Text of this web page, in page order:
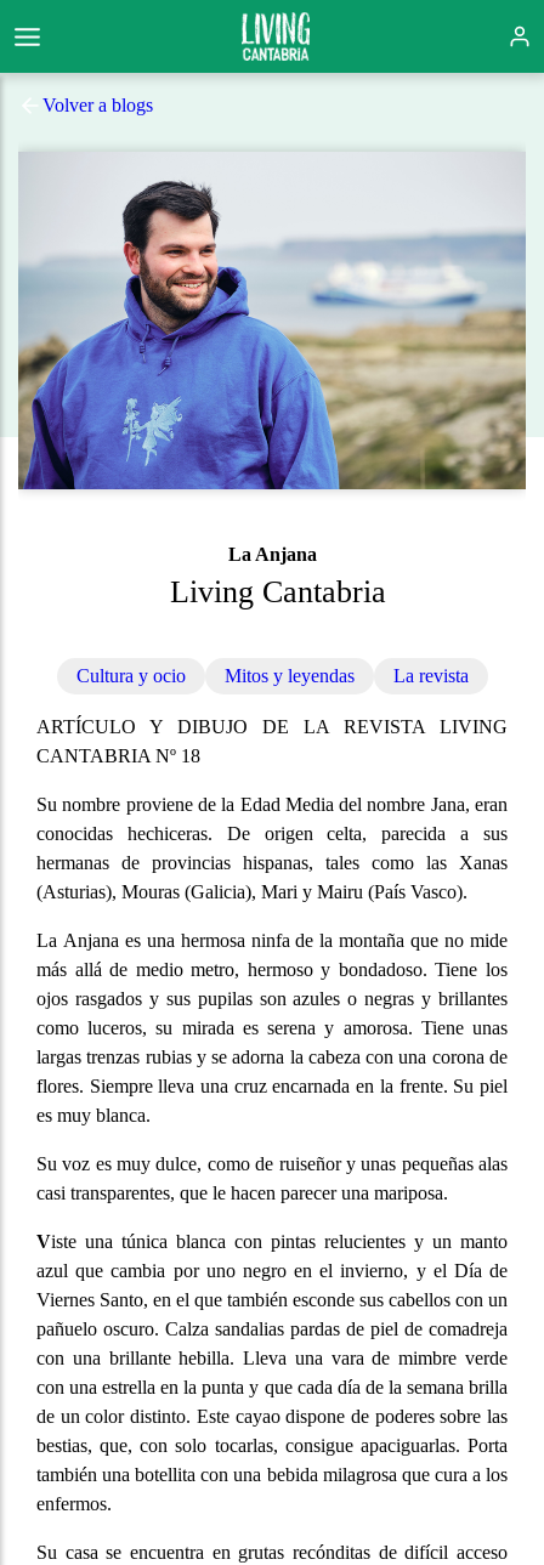
Volver a blogs
La Anjana
Living Cantabria
Cultura y ocio Mitos y leyendas La revista
ARTÍCULO Y DIBUJO DE LA REVISTA LIVING
CANTABRIA Nº 18
Su nombre proviene de la Edad Media del nombre Jana, eran
conocidas hechiceras. De origen celta, parecida a sus
hermanas de provincias hispanas, tales como las Xanas
(Asturias), Mouras (Galicia), Mari y Mairu (País Vasco).
La Anjana es una hermosa ninfa de la montaña que no mide
más allá de medio metro, hermoso y bondadoso. Tiene los
ojos rasgados y sus pupilas son azules o negras y brillantes
como luceros, su mirada es serena y amorosa. Tiene unas
largas trenzas rubias y se adorna la cabeza con una corona de
flores. Siempre lleva una cruz encarnada en la frente. Su piel
es muy blanca.
Su voz es muy dulce, como de ruiseñor y unas pequeñas alas
casi transparentes, que le hacen parecer una mariposa.
Viste una túnica blanca con pintas relucientes y un manto
azul que cambia por uno negro en el invierno, y el Día de
Viernes Santo, en el que también esconde sus cabellos con un
pañuelo oscuro. Calza sandalias pardas de piel de comadreja
con una brillante hebilla. Lleva una vara de mimbre verde
con una estrella en la punta y que cada día de la semana brilla
de un color distinto. Este cayao dispone de poderes sobre las
bestias, que, con solo tocarlas, consigue apaciguarlas. Porta
también una botellita con una bebida milagrosa que cura a los
enfermos.
Su casa se encuentra en grutas recónditas de difícil acceso